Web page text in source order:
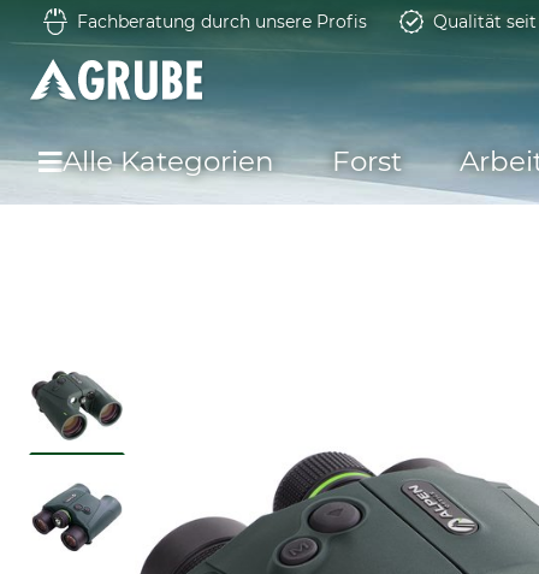
Fachberatung durch unsere Profis Qualität
Alle Kategorien Forst